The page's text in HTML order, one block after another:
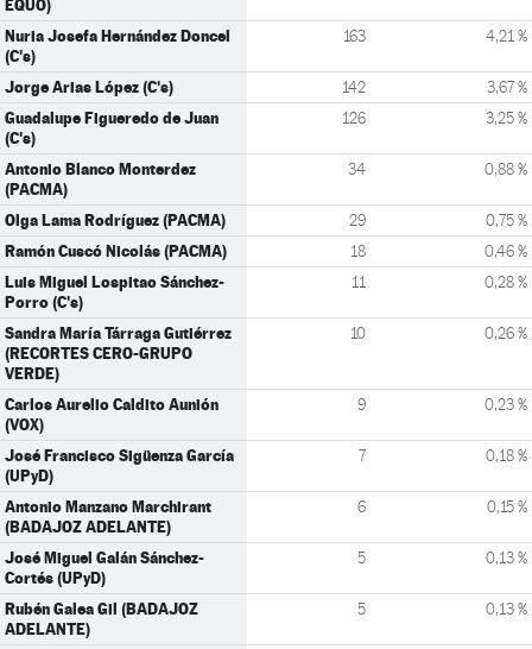
EQUO)
Nuria Josefa Hernández Doncel
(C's)
163 4,21 %
Jorge Arias López (C's) 142 3,67 %
Guadalupe Figueredo de Juan
(C's)
126 3,25 %
Antonio Blanco Monterdez
(PACMA)
34 0,88 %
Olga Lama Rodríguez (PACMA) 29 0,75 %
Ramón Cuscó Nicolás (PACMA) 18 0,46 %
Luis Miguel Lospitao Sánchez-
Porro (C's)
11 0,28 %
Sandra María Tárraga Gutiérrez
(RECORTES CERO-GRUPO
VERDE)
10 0,26 %
Carlos Aurelio Caldito Aunión
(VOX)
9 0,23 %
José Francisco Sigüenza García
(UPyD)
7 0,18 %
Antonio Manzano Marchirant
(BADAJOZ ADELANTE)
6 0,15 %
José Miguel Galán Sánchez-
Cortés (UPyD)
5 0,13 %
Rubén Galea Gil (BADAJOZ
ADELANTE)
5 0,13 %